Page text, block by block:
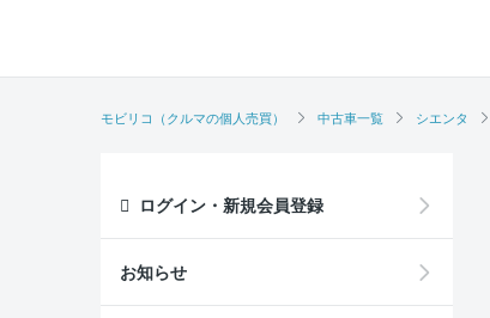
モビリコ（クルマの個人売買） 中古車一覧 シエンタ
ログイン・新規会員登録
お知らせ